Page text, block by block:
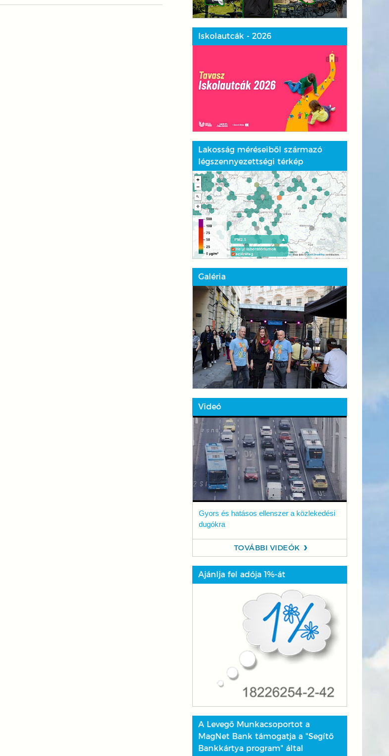
Iskolautcák - 2026
Lakosság méréseiből származó
légszennyezettségi térkép
Galéria
Videó
Gyors és hatásos ellenszer a közlekedési
dugókra
TOVÁBBI VIDEÓK
Ajánlja fel adója 1%-át
A Levegő Munkacsoportot a
MagNet Bank támogatja a "Segítő
Bankkártya program" által